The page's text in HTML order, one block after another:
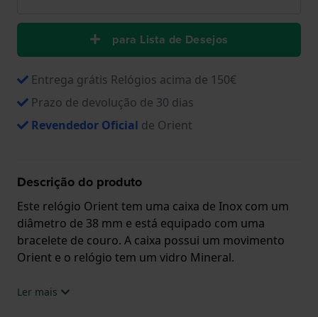
para Lista de Desejos
Entrega grátis Relógios acima de 150€
Prazo de devolução de 30 dias
Revendedor Oficial de Orient
Descrição do produto
Este relógio Orient tem uma caixa de Inox com um
diâmetro de 38 mm e está equipado com uma
bracelete de couro. A caixa possui um movimento
Orient e o relógio tem um vidro Mineral.
O relógio é estanque a 3ATM. Isto significa que o
Ler mais